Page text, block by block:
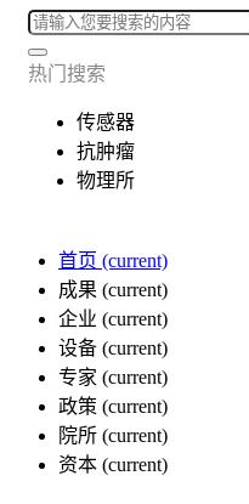
热门搜索
传感器
抗肿瘤
物理所
首页 (current)
成果 (current)
企业 (current)
设备 (current)
专家 (current)
政策 (current)
院所 (current)
资本 (current)